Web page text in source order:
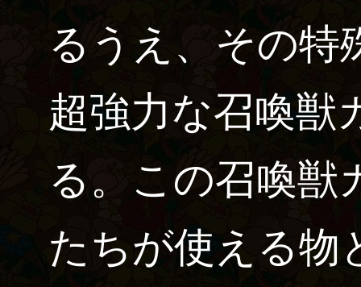
るうえ、その特
超強力な召喚獣
る。この召喚獣
たちが使える物